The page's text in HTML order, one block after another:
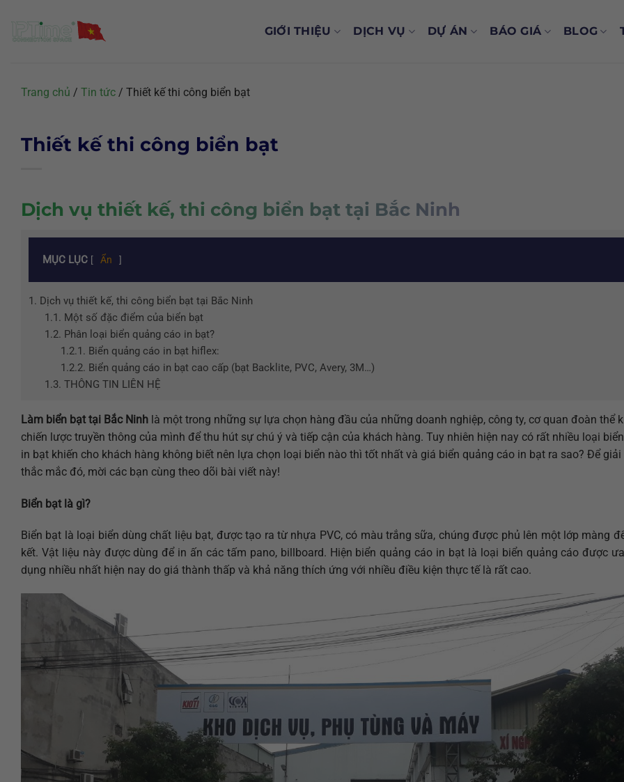
đến
GIỚI THIỆU DỊCH VỤ DỰ ÁN BÁO GIÁ BLOG
Trang chủ / Tin tức / Thiết kế thi công biển bạt
Thiết kế thi công biển bạt
Dịch vụ thiết kế, thi công biển bạt tại Bắc Ninh
MỤC LỤC [ Ẩn ]
1. Dịch vụ thiết kế, thi công biển bạt tại Bắc Ninh
1.1. Một số đặc điểm của biển bạt
1.2. Phân loại biển quảng cáo in bạt?
1.2.1. Biển quảng cáo in bạt hiflex:
1.2.2. Biển quảng cáo in bạt cao cấp (bạt Backlite, PVC, Avery, 3M…)
1.3. THÔNG TIN LIÊN HỆ
Làm biển bạt tại Bắc Ninh là một trong những sự lựa chọn hàng đầu của những doanh nghiệp, công ty, cơ quan đoàn thể
chiến lược truyền thông của mình để thu hút sự chú ý và tiếp cận của khách hàng. Tuy nhiên hiện nay có rất nhiều loại
in bạt khiến cho khách hàng không biết nên lựa chọn loại biển nào thì tốt nhất và giá biển quảng cáo in bạt ra sao? Để
thắc mắc đó, mời các bạn cùng theo dõi bài viết này!
Biển bạt là gì?
Biển bạt là loại biển dùng chất liệu bạt, được tạo ra từ nhựa PVC, có màu trắng sữa, chúng được phủ lên một lớp màng
kết. Vật liệu này được dùng để in ấn các tấm pano, billboard. Hiện biển quảng cáo in bạt là loại biển quảng cáo được
dụng nhiều nhất hiện nay do giá thành thấp và khả năng thích ứng với nhiều điều kiện thực tế là rất cao.